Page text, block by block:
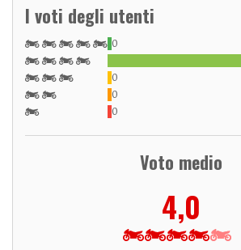
I voti degli utenti
0
0
0
0
Voto medio
4,0